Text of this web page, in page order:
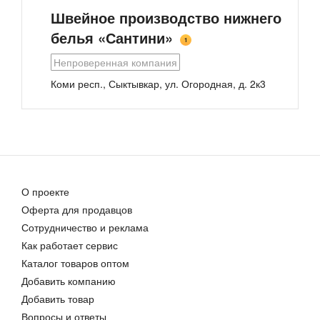
Однотонные трусы от «Victory Lingerie»
125,00 руб.
Швейное производство нижнего
белья «Сантини»
1
Непроверенная компания
Коми респ., Сыктывкар, ул. Огородная, д. 2к3
О проекте
Оферта для продавцов
Сотрудничество и реклама
Как работает сервис
Каталог товаров оптом
Добавить компанию
Добавить товар
Вопросы и ответы